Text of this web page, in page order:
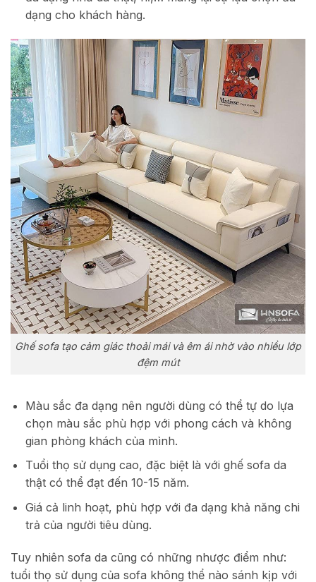
dạng cho khách hàng.
Ghế sofa tạo cảm giác thoải mái và êm ái nhờ vào nhiều lớp
đệm mút
Màu sắc đa dạng nên người dùng có thể tự do lựa
chọn màu sắc phù hợp với phong cách và không
gian phòng khách của mình.
Tuổi thọ sử dụng cao, đặc biệt là với ghế sofa da
thật có thể đạt đến 10-15 năm.
Giá cả linh hoạt, phù hợp với đa dạng khả năng chi
trả của người tiêu dùng.
Tuy nhiên sofa da cũng có những nhược điểm như:
tuổi thọ sử dụng của sofa không thể nào sánh kịp với